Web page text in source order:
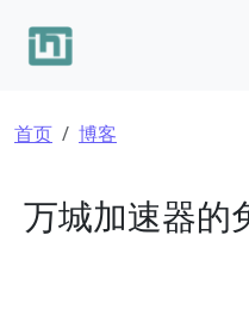
面包屑
首页 博客
万城加速器的